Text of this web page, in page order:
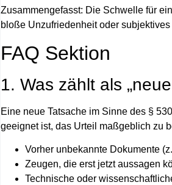
Zusammengefasst: Die Schwelle für
bloße Unzufriedenheit oder
FAQ Sektion
1. Was zählt als
Eine neue Tatsache im Sinne des §
geeignet ist, das Urteil maßgeblich zu
Vorher unbekannte Dokumente
Zeugen, die erst jetzt aussagen
Technische oder